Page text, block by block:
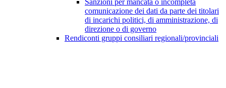
Sanzioni per mancata o incompleta
comunicazione dei dati da parte dei titolari
di incarichi politici, di amministrazione, di
direzione o di governo
Rendiconti gruppi consiliari regionali/provinciali